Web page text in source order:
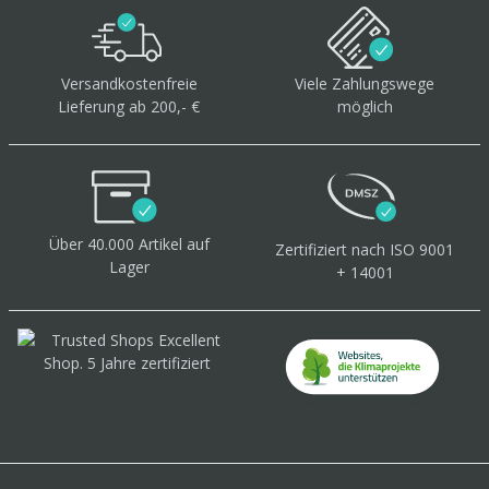
Versandkostenfreie
Lieferung ab 200,- €
Viele Zahlungswege
möglich
Über 40.000 Artikel auf
Lager
Zertifiziert nach ISO 9001
+ 14001